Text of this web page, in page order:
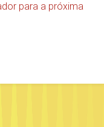
para a próxima